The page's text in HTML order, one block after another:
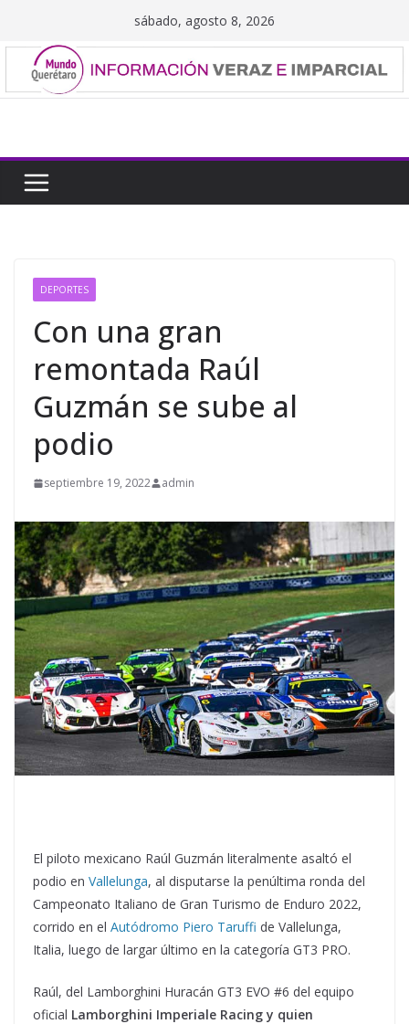
contenido
sábado, agosto 8, 2026
DEPORTES
Con una gran
remontada Raúl
Guzmán se sube al
podio
septiembre 19, 2022 admin
El piloto mexicano Raúl Guzmán literalmente asaltó el
podio en Vallelunga, al disputarse la penúltima ronda del
Campeonato Italiano de Gran Turismo de Enduro 2022,
corrido en el Autódromo Piero Taruffi de Vallelunga,
Italia, luego de largar último en la categoría GT3 PRO.
Raúl, del Lamborghini Huracán GT3 EVO #6 del equipo
oficial Lamborghini Imperiale Racing y quien